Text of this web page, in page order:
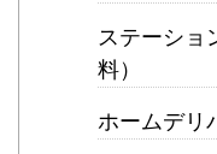
ステーショ
料）
ホームデリ